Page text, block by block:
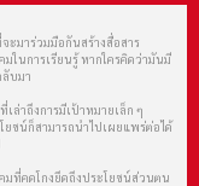
ะมาร่วมมือกันสร้างสื่อสาร
มในการเรียนรู้ หากใครคิดว่ามันมี
บมา
เล่าถึงการมีเป้าหมายเล็ก ๆ
ยชน์ก็สามารถนำไปเผยแพร่ต่อได้
มที่คดโกงยึดถึงประโยชน์ส่วนตน